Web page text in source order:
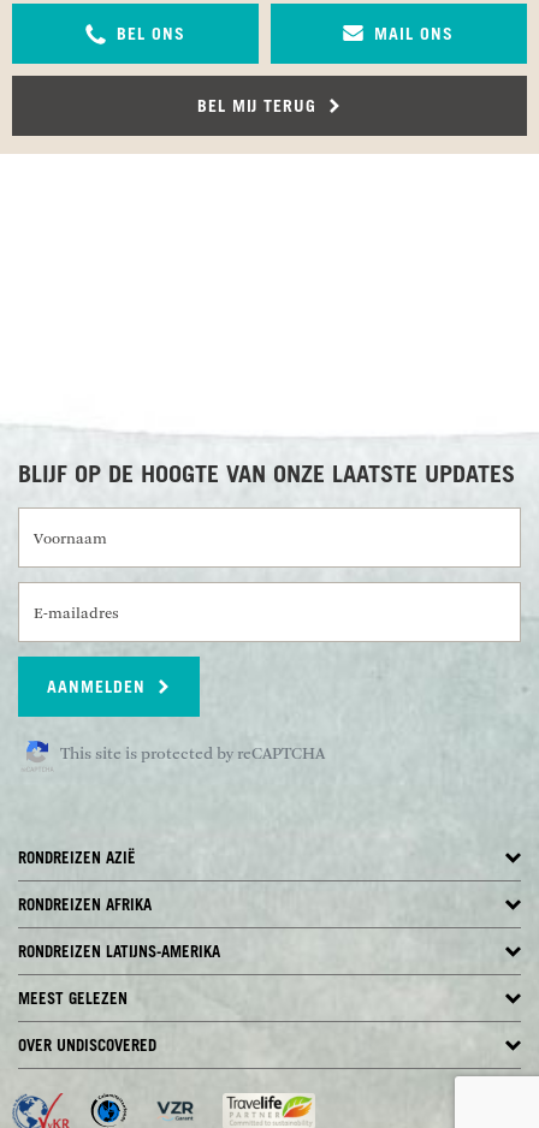
BEL ONS MAIL ONS
BEL MIJ TERUG
BLIJF OP DE HOOGTE VAN ONZE LAATSTE UPDATES
AANMELDEN
This site is protected by reCAPTCHA
RONDREIZEN AZIË
RONDREIZEN AFRIKA
RONDREIZEN LATIJNS-AMERIKA
MEEST GELEZEN
OVER UNDISCOVERED